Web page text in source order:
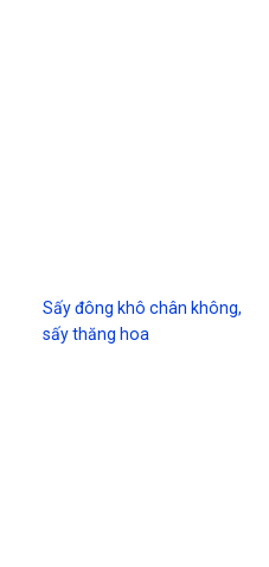
Sấy đông khô chân không,
sấy thăng hoa